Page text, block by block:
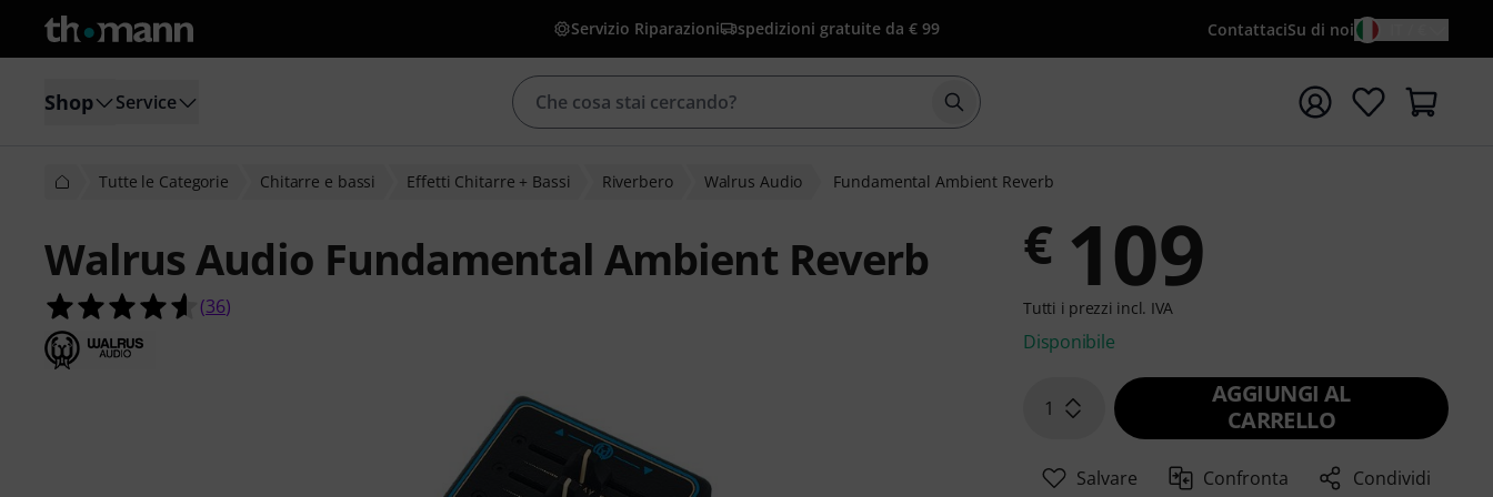
Servizio Riparazioni spedizioni gratuite da € 99 ContattaciSu di noi
Shop Service Avviare la ricerca con il termine di ricerca {searchTerm}
Tutte le Categorie Chitarre e bassi Effetti Chitarre + Bassi Riverbero Walrus Audio Fundamental Ambient Reverb
Walrus Audio Fundamental Ambient Reverb
4.6 su 5 stelle su 36 valutazioni dei clienti
(36)
€ 109
Tutti i prezzi incl. IVA
Disponibile
1
AGGIUNGI AL
CARRELLO
Salvare Confronta Condividi